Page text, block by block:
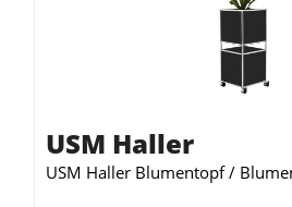
USM Haller
USM Haller Blumentopf /